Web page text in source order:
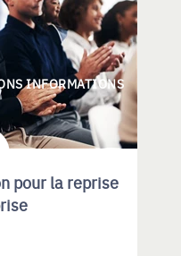
INFORMATIONS
pour la reprise